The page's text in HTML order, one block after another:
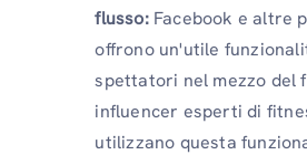
flusso:Facebook e altre
offrono un'utile
spettatori nel mezzo del
influencer esperti di
utilizzano questa